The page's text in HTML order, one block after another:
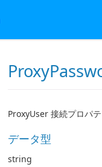
ProxyUser 接続プロパ
データ型
string